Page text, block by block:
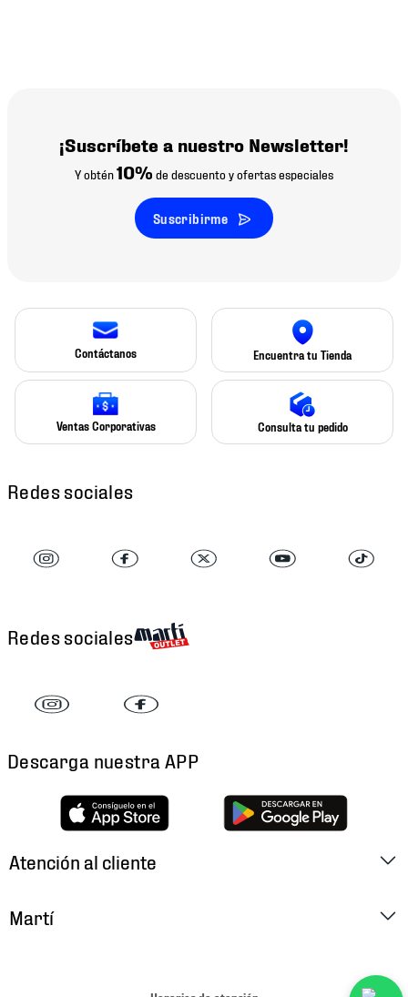
¡Suscríbete a nuestro Newsletter!
Y obtén10% de descuento y ofertas especiales
Suscribirme
Contáctanos Encuentra tu Tienda
Ventas Corporativas Consulta tu pedido
Redes sociales
Redes sociales
Descarga nuestra APP
Atención al cliente
Martí